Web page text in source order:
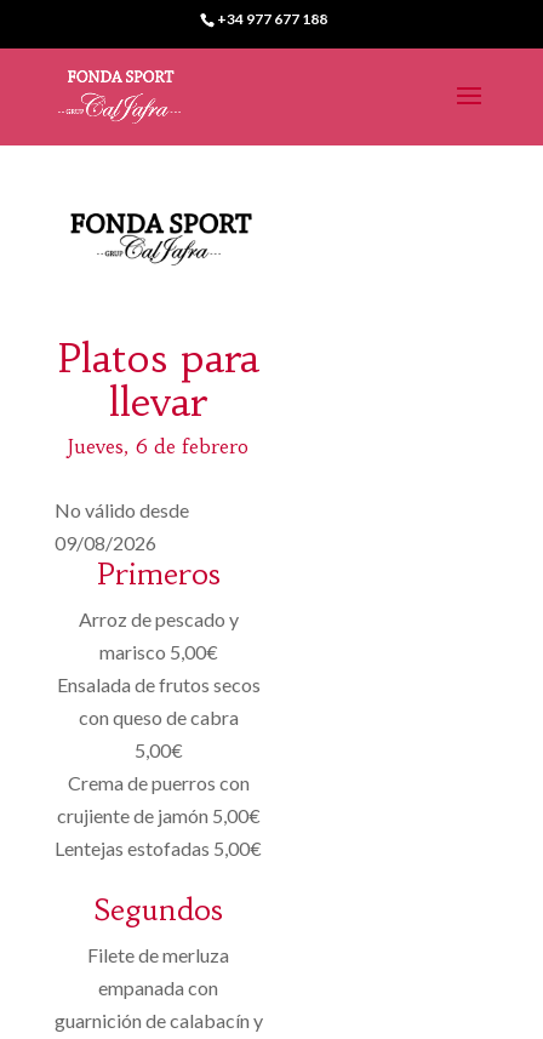
+34 977 677 188
Platos para
llevar
Jueves, 6 de febrero
No válido desde
09/08/2026
Primeros
Arroz de pescado y
marisco 5,00€
Ensalada de frutos secos
con queso de cabra
5,00€
Crema de puerros con
crujiente de jamón 5,00€
Lentejas estofadas 5,00€
Segundos
Filete de merluza
empanada con
guarnición de calabacín y